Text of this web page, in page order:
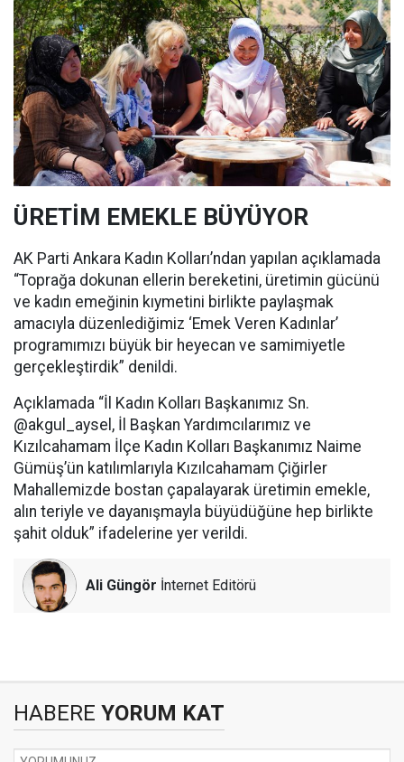
ÜRETİM EMEKLE BÜYÜYOR
AK Parti Ankara Kadın Kolları’ndan yapılan açıklamada
“Toprağa dokunan ellerin bereketini, üretimin gücünü
ve kadın emeğinin kıymetini birlikte paylaşmak
amacıyla düzenlediğimiz ‘Emek Veren Kadınlar’
programımızı büyük bir heyecan ve samimiyetle
gerçekleştirdik” denildi.
Açıklamada “İl Kadın Kolları Başkanımız Sn.
@akgul_aysel, İl Başkan Yardımcılarımız ve
Kızılcahamam İlçe Kadın Kolları Başkanımız Naime
Gümüş’ün katılımlarıyla Kızılcahamam Çiğirler
Mahallemizde bostan çapalayarak üretimin emekle,
alın teriyle ve dayanışmayla büyüdüğüne hep birlikte
şahit olduk” ifadelerine yer verildi.
Ali Güngör İnternet Editörü
HABERE YORUM KAT